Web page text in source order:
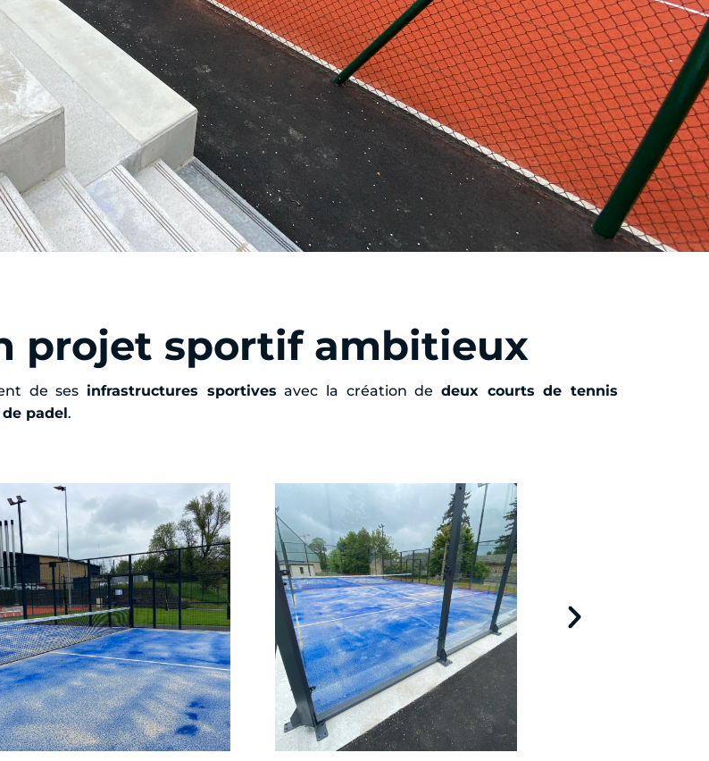
projet sportif ambitieux
de ses infrastructures sportives avec la création dedeux courts de tennis
padel.